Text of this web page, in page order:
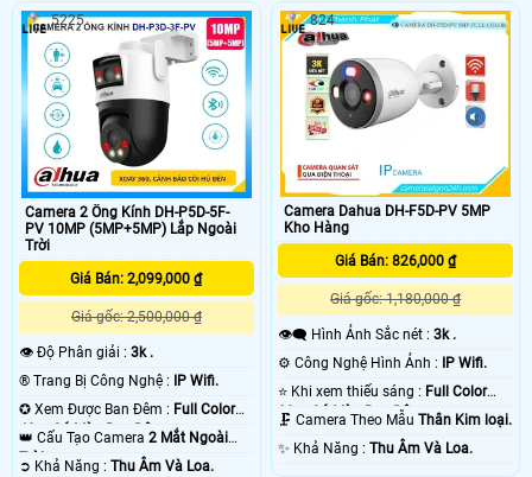
diện
Camera 2 Ống Kính DH-P5D-5F-
PV 10MP (5MP+5MP) Lắp Ngoài
Trời
Giá Bán: 2,099,000 ₫
Giá gốc: 2,500,000 ₫
👁 Độ Phân giải : 3k .
®️ Trang Bị Công Nghệ :
IP Wifi.
✪ Xem Được Ban Đêm : Full Color
40m Có Màu Ban Ðêm.
👑 Cấu Tạo Camera 2 Mắt Ngoài
Trời.
️➲ Khả Năng : Thu Âm Và Loa.
5225
Camera Dahua DH-F5D-PV 5MP
Kho Hàng
Giá Bán: 826,000 ₫
Giá gốc: 1,180,000 ₫
👁️‍🗨 Hình Ảnh Sắc nét :3k .
⚙ Công Nghệ Hình Ảnh : IP Wifi.
⭐ Khi xem thiếu sáng : Full Color
30m Có Màu Ban Ðêm.
🗜️ Camera Theo MẫuThân Kim loại.
️✨ Khả Năng :Thu Âm Và Loa.
824